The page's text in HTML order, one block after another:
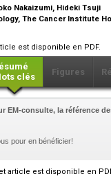
Nakaizumi, Hideki Tsuji
The Cancer Institute
est disponible en PDF.
clés
Figures
EM-consulte, la référence
pour en bénéficier!
article est disponible en